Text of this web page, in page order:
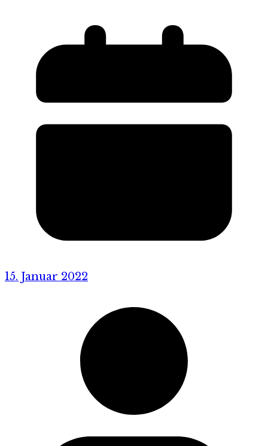
15. Januar 2022